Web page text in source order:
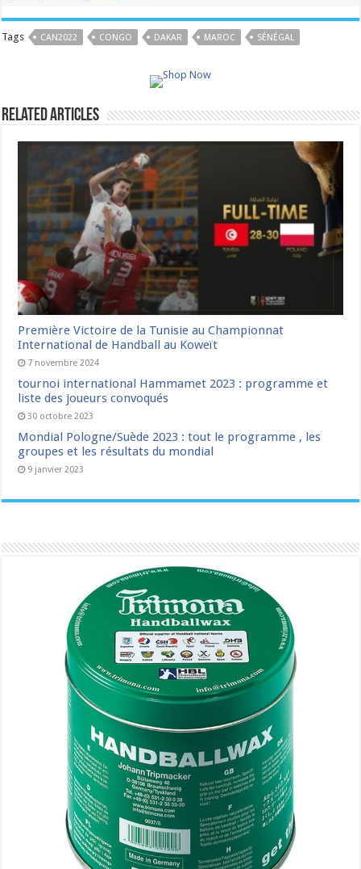
Tags CAN2022 CONGO DAKAR MAROC SÉNÉGAL
Related Articles
Première Victoire de la Tunisie au Championnat
International de Handball au Koweït
7 novembre 2024
tournoi international Hammamet 2023 : programme et
liste des joueurs convoqués
30 octobre 2023
Mondial Pologne/Suède 2023 : tout le programme , les
groupes et les résultats du mondial
9 janvier 2023